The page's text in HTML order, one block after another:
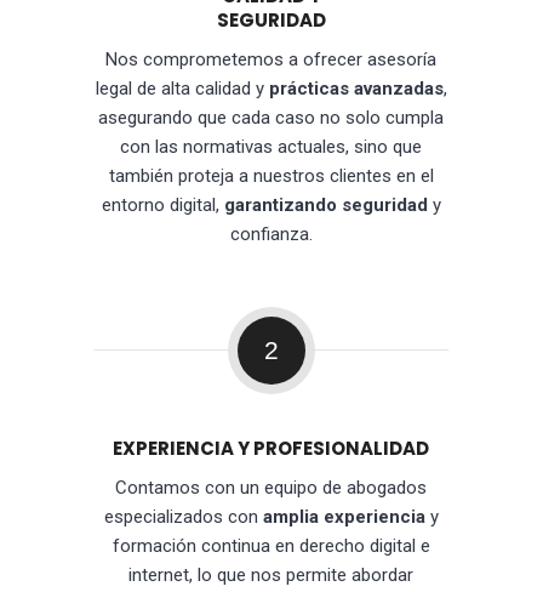
SEGURIDAD
Nos comprometemos a ofrecer asesoría
legal de alta calidad y prácticas avanzadas,
asegurando que cada caso no solo cumpla
con las normativas actuales, sino que
también proteja a nuestros clientes en el
entorno digital, garantizando seguridad y
confianza.
2
EXPERIENCIA Y PROFESIONALIDAD
Contamos con un equipo de abogados
especializados con amplia experienciay
formación continua en derecho digital e
internet, lo que nos permite abordar